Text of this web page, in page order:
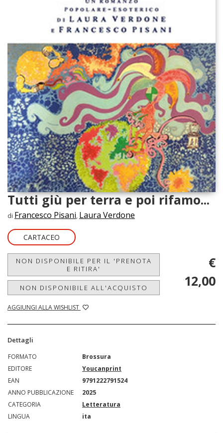
Tutti giù per terra e poi rifamo...
di Francesco Pisani, Laura Verdone
CARTACEO
NON DISPONIBILE PER IL 'PRENOTA
E RITIRA'
NON DISPONIBILE ALL'ACQUISTO
AGGIUNGI ALLA WISHLIST
€
12,00
Dettagli
FORMATO
Brossura
EDITORE
Youcanprint
EAN
9791222791524
ANNO PUBBLICAZIONE
2025
CATEGORIA
Letteratura
LINGUA
ita